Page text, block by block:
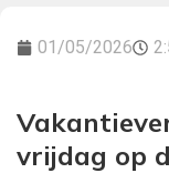
01/05/2026
vrijdag op